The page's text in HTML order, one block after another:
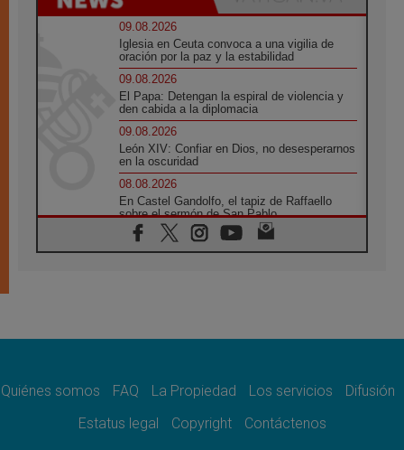
09.08.2026
Iglesia en Ceuta convoca a una vigilia de
oración por la paz y la estabilidad
09.08.2026
El Papa: Detengan la espiral de violencia y
den cabida a la diplomacia
09.08.2026
León XIV: Confiar en Dios, no desesperarnos
en la oscuridad
08.08.2026
En Castel Gandolfo, el tapiz de Raffaello
sobre el sermón de San Pablo
08.08.2026
En Colombia, «la paz no se compra con una
08.08.2026
08.08.2026
del Buen Consejo de Genazzano
Quiénes somos FAQ La Propiedad Los servicios
Difusión
Estatus legal
Copyright Contáctenos